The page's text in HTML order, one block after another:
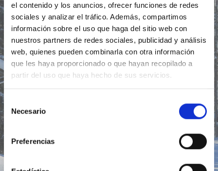
el contenido y los anuncios, ofrecer funciones de redes
sociales y analizar el tráfico. Además, compartimos
información sobre el uso que haga del sitio web con
nuestros partners de redes sociales, publicidad y análisis
web, quienes pueden combinarla con otra información
que les haya proporcionado o que hayan recopilado a
partir del uso que haya hecho de sus servicios.
Selección
Necesario
Preferencias
Lección del día
Introducción